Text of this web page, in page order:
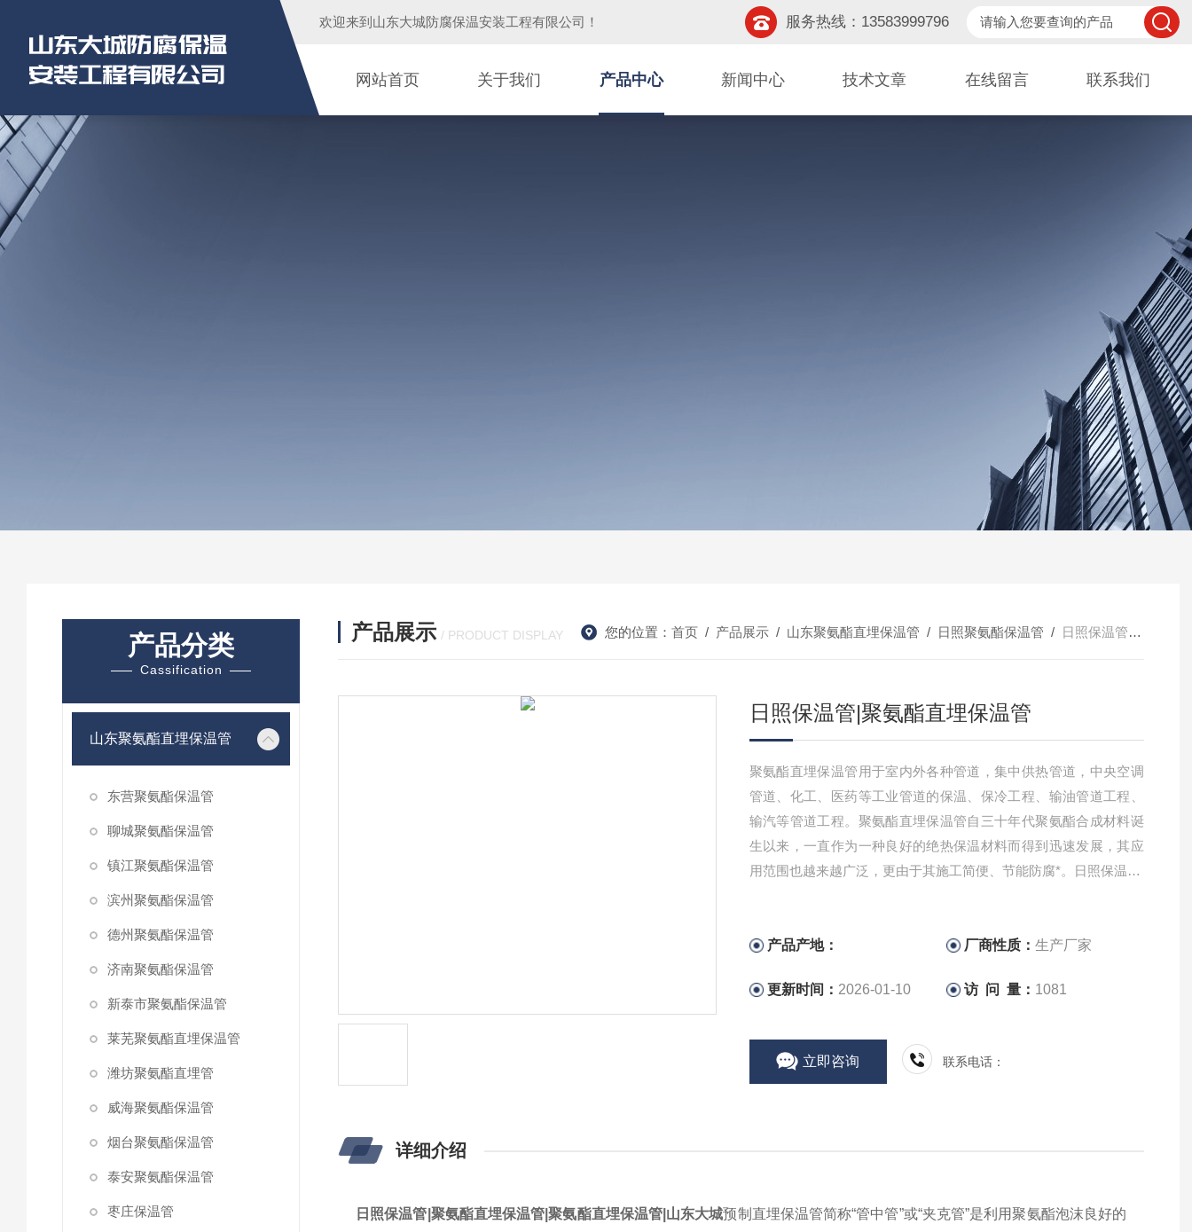
欢迎来到 山东大城防腐保温安装工程有限公司 ！ 服务热线：13583999796
网站首页 关于我们 产品中心 新闻中心 技术文章 在线留言 联系我们
产品分类
Cassification
山东聚氨酯直埋保温管
东营聚氨酯保温管
聊城聚氨酯保温管
镇江聚氨酯保温管
滨州聚氨酯保温管
德州聚氨酯保温管
济南聚氨酯保温管
新泰市聚氨酯保温管
莱芜聚氨酯直埋保温管
潍坊聚氨酯直埋管
威海聚氨酯保温管
烟台聚氨酯保温管
泰安聚氨酯保温管
枣庄保温管
产品展示 / PRODUCT DISPLAY 您的位置： 首页/ 产品展示/ 山东聚氨酯直埋保温管 / 日照聚氨酯保温管 / 日照保温管|聚氨酯直埋保温管
日照保温管|聚氨酯直埋保温管
聚氨酯直埋保温管用于室内外各种管道，集中供热管道，中央空调
管道、化工、医药等工业管道的保温、保冷工程、输油管道工程、
输汽等管道工程。聚氨酯直埋保温管自三十年代聚氨酯合成材料诞
生以来，一直作为一种良好的绝热保温材料而得到迅速发展，其应
用范围也越来越广泛，更由于其施工简便、节能防腐*。日照保温管|
产品产地： 厂商性质：生产厂家
更新时间： 2026-01-10 访 问 量： 1081
立即咨询 联系电话：
详细介绍
日照保温管|聚氨酯直埋保温管|聚氨酯直埋保温管|山东大城预制直埋保温管简称“管中管”或“夹克管”是利用聚氨酯泡沫良好的